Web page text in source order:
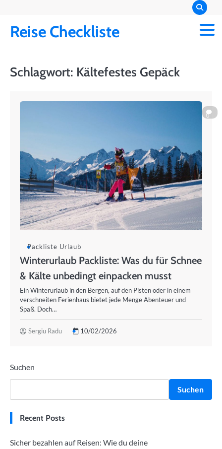
content
Reise Checkliste
Schlagwort: Kältefestes Gepäck
0
Packliste Urlaub
Winterurlaub Packliste: Was du für Schnee
& Kälte unbedingt einpacken musst
Ein Winterurlaub in den Bergen, auf den Pisten oder in einem
verschneiten Ferienhaus bietet jede Menge Abenteuer und
Spaß. Doch…
Sergiu Radu 10/02/2026
Suchen
Suchen
Recent Posts
Sicher bezahlen auf Reisen: Wie du deine